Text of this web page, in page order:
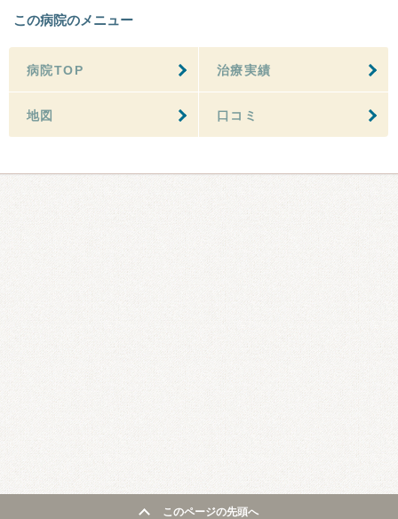
この病院のメニュー
病院TOP 治療実績
地図 口コミ
このページの先頭へ